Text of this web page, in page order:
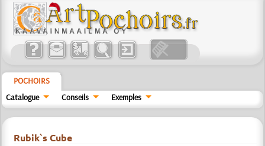
POCHOIRS
Catalogue
Conseils Exemples
Rubik`s Cube